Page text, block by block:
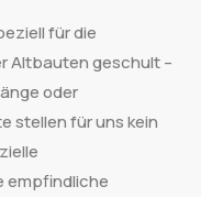
für die
Altbauten geschult –
oder
stellen für uns kein
empfindliche